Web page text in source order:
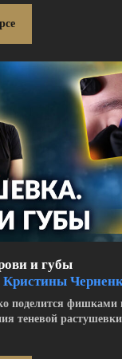
и губы
Кристины
поделится
теневой